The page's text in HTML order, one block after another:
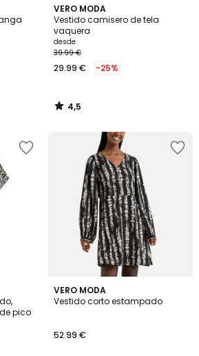
VERO MODA
Vestido camisero de tela
vaquera
desde
39.99 €
29.99 € -25%
4,5
/ 5
4,5
/
pico
VERO MODA
Vestido corto estampado
52.99 €
3,5
/ 5